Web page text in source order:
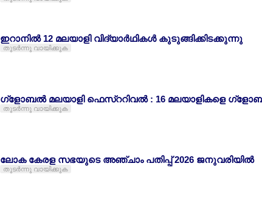
ഇറാനില്‍ 12 മലയാളി വിദ്യാര്‍ഥികള്‍ കുടുങ്ങിക്കിടക്കുന്നു
തുടര്‍ന്നു വായിക്കുക
ഗ്ളോബല്‍ മലയാളി ഫെസ്ററിവല്‍ : 16 മലയാളികളെ
തുടര്‍ന്നു വായിക്കുക
ലോക കേരള സഭയുടെ അഞ്ചാം പതിപ്പ് 2026 ജനുവരിയില്‍
തുടര്‍ന്നു വായിക്കുക